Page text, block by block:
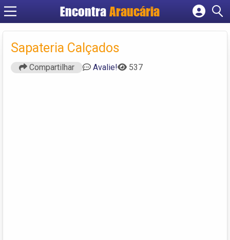
EncontraAraucária
Cadastrar empresa
Criar conta
Sapateria Calçados
Compartilhar Avalie! 537